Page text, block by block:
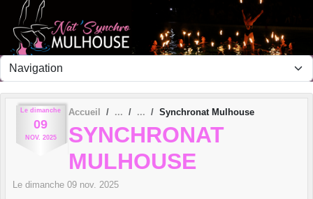
Le dimanche
09
NOV. 2025
Accueil Synchronat Mulhouse
SYNCHRONAT
MULHOUSE
Le dimanche 09 nov. 2025
Panneau de gestion des cookies